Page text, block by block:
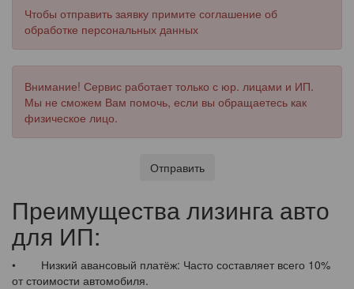
Чтобы отправить заявку примите соглашение об
обработке персональных данных
Внимание! Сервис работает только с юр. лицами и ИП.
Мы не сможем Вам помочь, если вы обращаетесь как
физическое лицо.
Отправить
Преимущества лизинга авто
для ИП:
• Низкий авансовый платёж: Часто составляет всего 10%
от стоимости автомобиля.